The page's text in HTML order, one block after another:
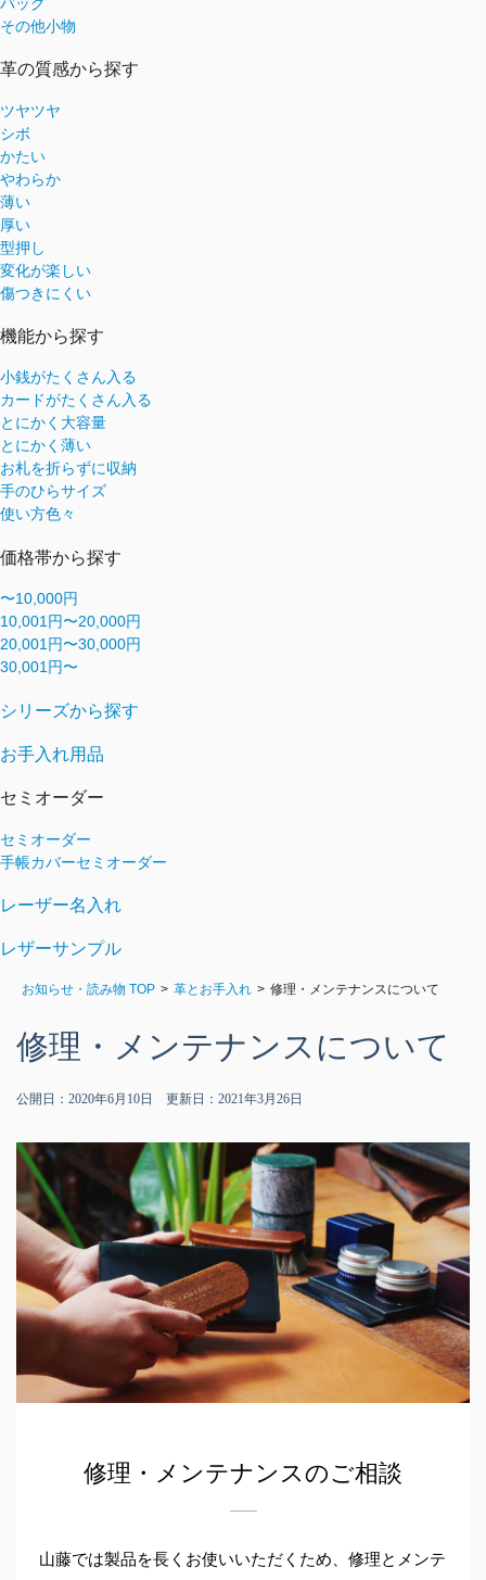
その他小物
革の質感から探す
ツヤツヤ
シボ
かたい
やわらか
薄い
厚い
型押し
変化が楽しい
傷つきにくい
機能から探す
小銭がたくさん入る
カードがたくさん入る
とにかく大容量
とにかく薄い
お札を折らずに収納
手のひらサイズ
使い方色々
価格帯から探す
〜10,000円
10,001円〜20,000円
20,001円〜30,000円
30,001円〜
シリーズから探す
お手入れ用品
セミオーダー
セミオーダー
手帳カバーセミオーダー
レーザー名入れ
レザーサンプル
お知らせ・読み物 TOP 革とお手入れ 修理・メンテナンスについて
修理・メンテナンスについて
公開日：2020年6月10日 更新日：2021年3月26日
修理・メンテナンスのご相談
山藤では製品を長くお使いいただくため、修理とメンテ